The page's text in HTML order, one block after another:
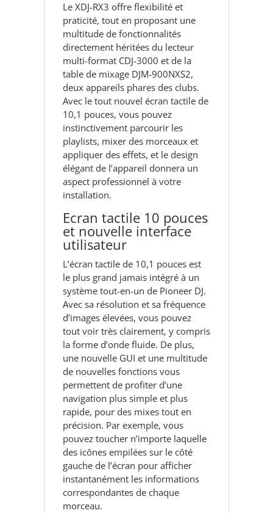
Le XDJ-RX3 offre flexibilité et
praticité, tout en proposant une
multitude de fonctionnalités
directement héritées du lecteur
multi-format CDJ-3000 et de la
table de mixage DJM-900NXS2,
deux appareils phares des clubs.
Avec le tout nouvel écran tactile de
10,1 pouces, vous pouvez
instinctivement parcourir les
playlists, mixer des morceaux et
appliquer des effets, et le design
élégant de l’appareil donnera un
aspect professionnel à votre
installation.
Ecran tactile 10 pouces
et nouvelle interface
utilisateur
L’écran tactile de 10,1 pouces est
le plus grand jamais intégré à un
système tout-en-un de Pioneer DJ.
Avec sa résolution et sa fréquence
d’images élevées, vous pouvez
tout voir très clairement, y compris
la forme d’onde fluide. De plus,
une nouvelle GUI et une multitude
de nouvelles fonctions vous
permettent de profiter d’une
navigation plus simple et plus
rapide, pour des mixes tout en
précision. Par exemple, vous
pouvez toucher n’importe laquelle
des icônes empilées sur le côté
gauche de l’écran pour afficher
instantanément les informations
correspondantes de chaque
morceau.